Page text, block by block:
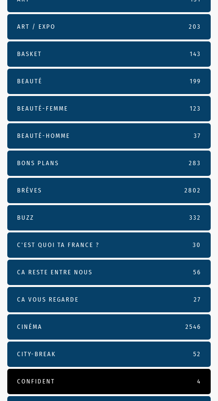
ART / EXPO 203
BASKET 143
BEAUTÉ 199
BEAUTÉ-FEMME 123
BEAUTÉ-HOMME 37
BONS PLANS 283
BRÈVES 2802
BUZZ 332
C'EST QUOI TA FRANCE ? 30
CA RESTE ENTRE NOUS 56
CA VOUS REGARDE 27
CINÉMA 2546
CITY-BREAK 52
CONFIDENT 4